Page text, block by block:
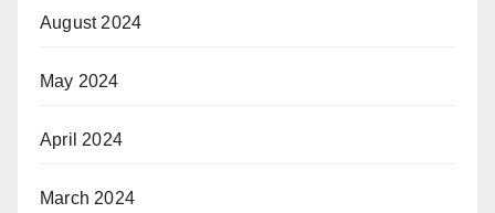
August 2024
May 2024
April 2024
March 2024